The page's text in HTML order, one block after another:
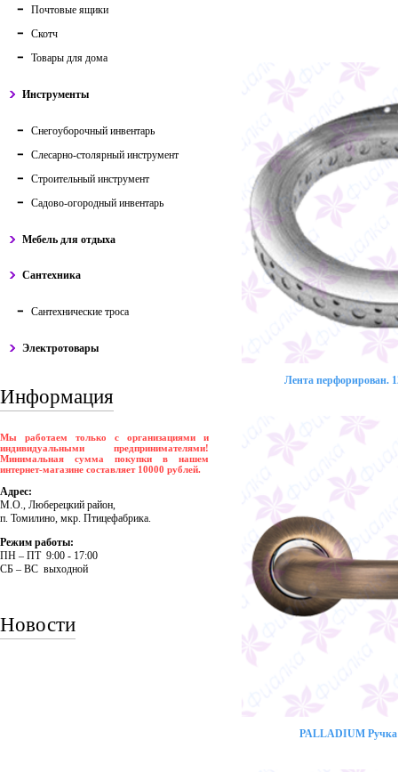
Почтовые ящики
Скотч
Товары для дома
Инструменты
Снегоуборочный инвентарь
Слесарно-столярный инструмент
Строительный инструмент
Садово-огородный инвентарь
Мебель для отдыха
Сантехника
Сантехнические троса
Электротовары
Информация
Мы работаем только с организациями и
индивидуальными предпринимателями!
Минимальная сумма покупки в нашем
интернет-магазине составляет 10000 рублей.
Адрес:
М.О., Люберецкий район,
п. Томилино, мкр. Птицефабрика.
Режим работы:
ПH – ПT 9:00 - 17:00
CБ – BC выходной
Новости
Лента перфорирован.
PALLADIUM Ручка